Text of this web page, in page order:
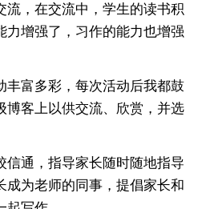
流，在交流中，学生的读书积
力增强了，习作的能力也增强
丰富多彩，每次活动后我都鼓
博客上以供交流、欣赏，并选
信通，指导家长随时随地指导
成为老师的同事，提倡家长和